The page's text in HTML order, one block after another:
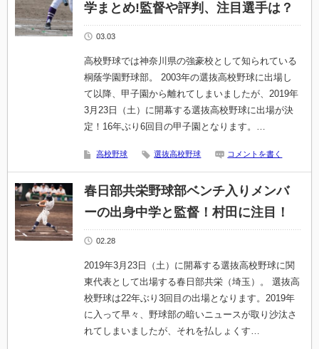
学まとめ!監督や評判、注目選手は？
03.03
高校野球では神奈川県の強豪校として知られている
桐蔭学園野球部。 2003年の選抜高校野球に出場し
て以降、甲子園から離れてしまいましたが、2019年
3月23日（土）に開幕する選抜高校野球に出場が決
定！16年ぶり6回目の甲子園となります。…
高校野球 選抜高校野球 コメントを書く
春日部共栄野球部ベンチ入りメンバ
ーの出身中学と監督！村田に注目！
02.28
2019年3月23日（土）に開幕する選抜高校野球に関
東代表として出場する春日部共栄（埼玉）。 選抜高
校野球は22年ぶり3回目の出場となります。2019年
に入って早々、野球部の暗いニュースが取り沙汰さ
れてしまいましたが、それを払しょくす…